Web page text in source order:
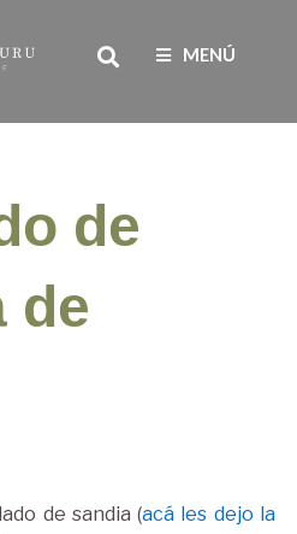
Search
MENÚ
de
de
de sandia (acá les dejo la